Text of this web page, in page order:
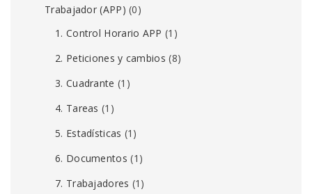
Trabajador (APP) (0)
1. Control Horario APP (1)
2. Peticiones y cambios (8)
3. Cuadrante (1)
4. Tareas (1)
5. Estadísticas (1)
6. Documentos (1)
7. Trabajadores (1)